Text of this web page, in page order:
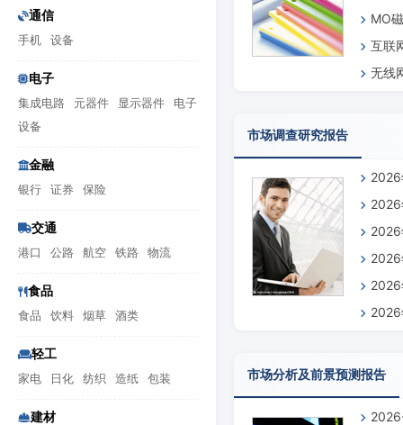
通信
手机 设备
电子
集成电路 元器件 显示器件
电子
设备
金融
银行 证券 保险
交通
港口 公路 航空 铁路 物流
食品
食品 饮料 烟草 酒类
轻工
家电 日化 纺织 造纸 包装
建材
MO
互联
无线
市场调查研究报告
2026
2026
2026
2026
2026
2026
市场分析及前景预测报告